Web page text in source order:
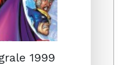
1999